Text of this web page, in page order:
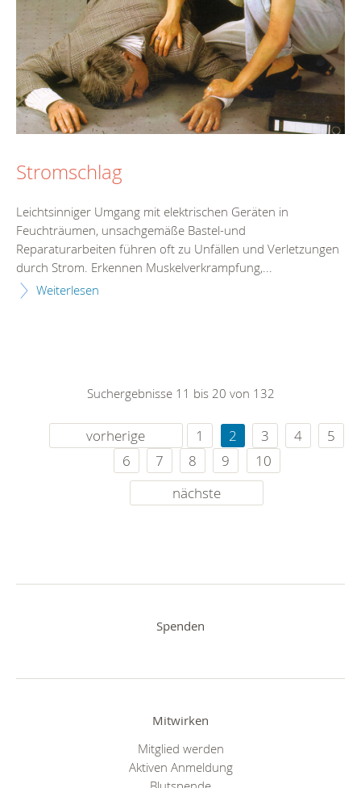
Stromschlag
Leichtsinniger Umgang mit elektrischen Geräten in
Feuchträumen, unsachgemäße Bastel-und
Reparaturarbeiten führen oft zu Unfällen und Verletzungen
durch Strom. Erkennen Muskelverkrampfung,...
Weiterlesen
Suchergebnisse 11 bis 20 von 132
vorherige 1 2 3 4
5
6
7 8 9
10
nächste
Spenden
Mitwirken
Mitglied werden
Aktiven Anmeldung